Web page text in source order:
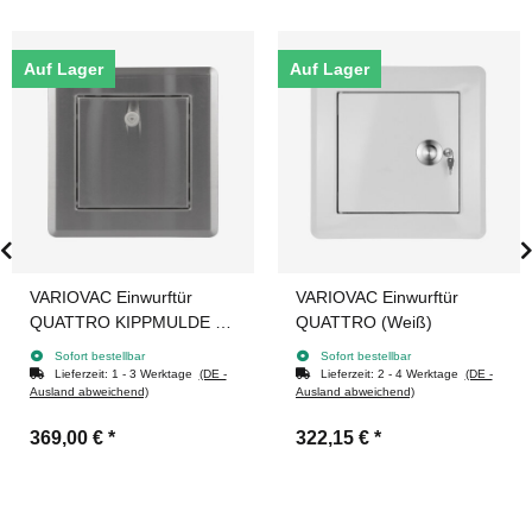
Auf Lager
VARIOVAC Einwurftür
QUATTRO KIPPMULDE S
(Edelstahl)
Sofort bestellbar
Lieferzeit: 1 - 3 Werktage (DE -
Ausland abweichend)
369,00 € *
Auf Lager
VARIOVAC Einwurftür
QUATTRO (Weiß)
Sofort bestellbar
Lieferzeit: 2 - 4 Werktage (DE -
Ausland abweichend)
322,15 € *